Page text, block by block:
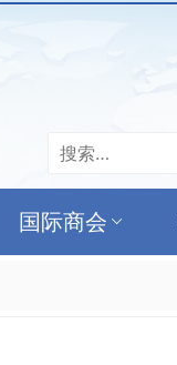
国际商会